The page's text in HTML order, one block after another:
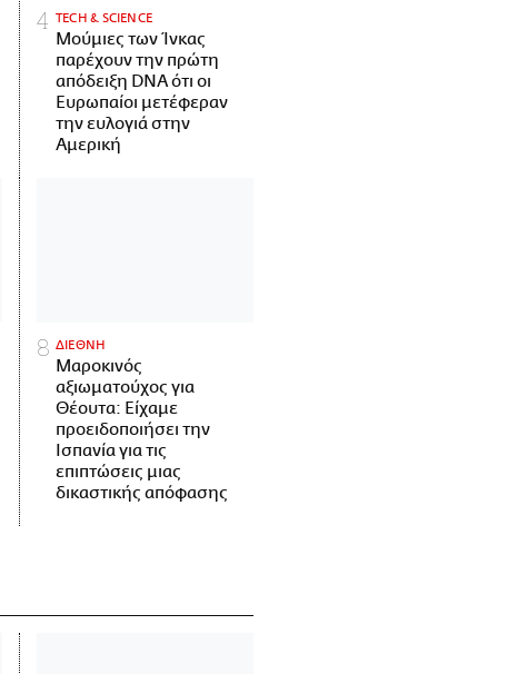
ΤECH & SCIENCE
Μούμιες των Ίνκας
παρέχουν την πρώτη
απόδειξη DNA ότι οι
Ευρωπαίοι μετέφεραν
την ευλογιά στην
Αμερική
ΔΙΕΘΝΗ
Μαροκινός
αξιωματούχος για
Θέουτα: Είχαμε
προειδοποιήσει την
Ισπανία για τις
επιπτώσεις μιας
δικαστικής απόφασης